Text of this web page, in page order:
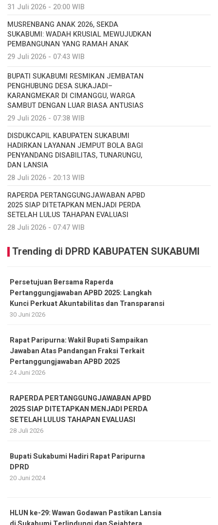
31 Juli 2026 - 20:00 WIB
MUSRENBANG ANAK 2026, SEKDA
SUKABUMI: WADAH KRUSIAL MEWUJUDKAN
PEMBANGUNAN YANG RAMAH ANAK
29 Juli 2026 - 07:43 WIB
BUPATI SUKABUMI RESMIKAN JEMBATAN
PENGHUBUNG DESA SUKAJADI–
KARANGMEKAR DI CIMANGGU, WARGA
SAMBUT DENGAN LUAR BIASA ANTUSIAS
29 Juli 2026 - 07:38 WIB
DISDUKCAPIL KABUPATEN SUKABUMI
HADIRKAN LAYANAN JEMPUT BOLA BAGI
PENYANDANG DISABILITAS, TUNARUNGU,
DAN LANSIA
28 Juli 2026 - 20:13 WIB
RAPERDA PERTANGGUNGJAWABAN APBD
2025 SIAP DITETAPKAN MENJADI PERDA
SETELAH LULUS TAHAPAN EVALUASI
28 Juli 2026 - 07:47 WIB
Trending di DPRD KABUPATEN SUKABUMI
Persetujuan Bersama Raperda
Pertanggungjawaban APBD 2025: Langkah
Kunci Perkuat Akuntabilitas dan Transparansi
30 Juni 2026
Rapat Paripurna: Wakil Bupati Sampaikan
Jawaban Atas Pandangan Fraksi Terkait
Pertanggungjawaban APBD 2025
24 Juni 2026
RAPERDA PERTANGGUNGJAWABAN APBD
2025 SIAP DITETAPKAN MENJADI PERDA
SETELAH LULUS TAHAPAN EVALUASI
28 Juli 2026
Bupati Sukabumi Hadiri Rapat Paripurna
DPRD
20 Juni 2024
HLUN ke-29: Wawan Godawan Pastikan Lansia